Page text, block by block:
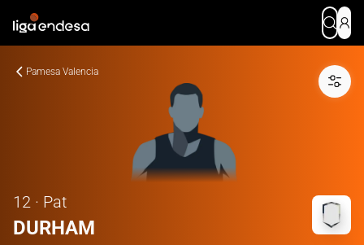
Pamesa Valencia
12 · Pat
DURHAM